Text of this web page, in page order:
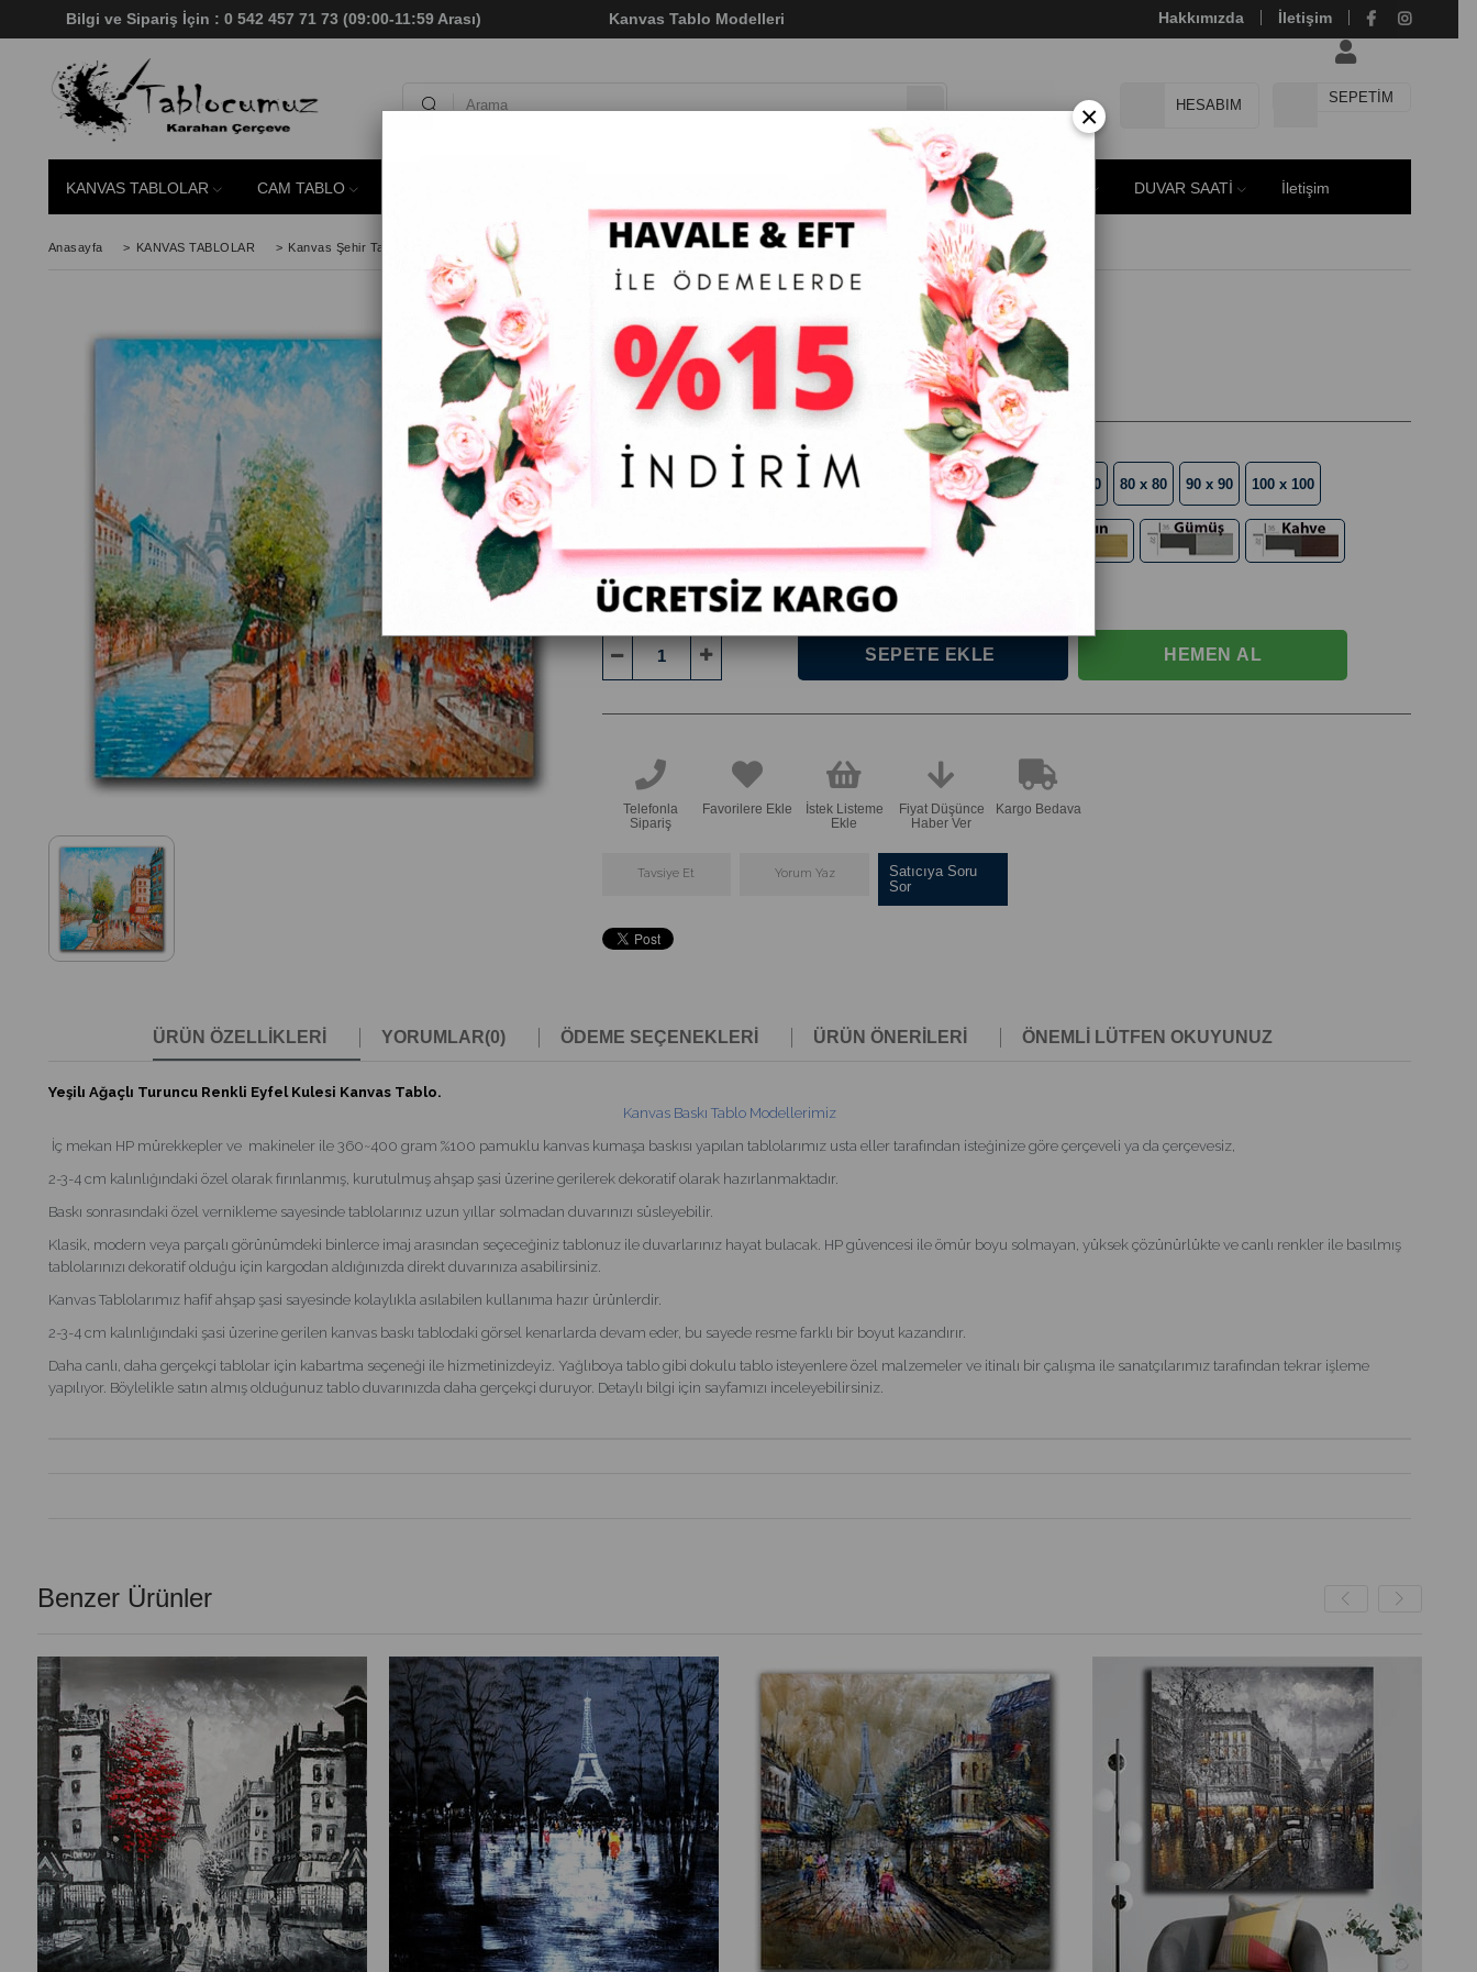
Bilgi ve Sipariş İçin : 0 542 457 71 73 (09:00-11:59 Arası) Kanvas Tablo Modelleri Hakkımızda İletişim
HESABIM SEPETIM
KANVAS TABLOLAR CAM TABLO ÇERÇEVE MODELLERİ DUVAR SAATİ İletişim
Anasayfa > KANVAS TABLOLAR > Kanvas Şehir Tabloları Yeşilı Ağaçlı Turuncu Renkli Eyfel Kulesi Kanvas Tablo
Yeşilı Ağaçlı Turuncu Renkli Eyfel Kulesi Kanvas Tablo
₺838,30 (KDV Dahil)
Tahmini Teslim Süresi 5 Tahmini Teslimat Tarihi
ÖLÇÜ KANVAS : 20 x 20 30 x 30 40 x 40 50 x 50 60 x 60 70 x 70 80 x 80 90 x 90 100 x 100
Yeşilı Ağaçlı Turuncu Renkli Eyfel Kulesi Kanvas Tablo.
Telefonla
Sipariş
Favorilere Ekle
İstek Listeme
Ekle
Fiyat Düşünce
Haber Ver
Kargo Bedava
Tavsiye Et Yorum Yaz
Satıcıya Soru
Sor
ÜRÜN ÖZELLIKLERI YORUMLAR(0) ÖDEME SEÇENEKLERI ÜRÜN ÖNERILERI ÖNEMLİ LÜTFEN OKUYUNUZ
Yeşilı Ağaçlı Turuncu Renkli Eyfel Kulesi Kanvas Tablo.
Kanvas Baskı Tablo Modellerimiz
İç mekan HP mürekkepler ve makineler ile 360~400 gram %100 pamuklu kanvas kumaşa baskısı yapılan tablolarımız usta eller tarafından isteğinize göre çerçeveli ya da çerçevesiz,
2-3-4 cm kalınlığındaki özel olarak fırınlanmış, kurutulmuş ahşap şasi üzerine gerilerek dekoratif olarak hazırlanmaktadır.
Baskı sonrasındaki özel vernikleme sayesinde tablolarınız uzun yıllar solmadan duvarınızı süsleyebilir.
Klasik, modern veya parçalı görünümdeki binlerce imaj arasından seçeceğiniz tablonuz ile duvarlarınız hayat bulacak. HP güvencesi ile ömür boyu solmayan, yüksek çözünürlükte ve canlı renkler ile basılmış
tablolarınızı dekoratif olduğu için kargodan aldığınızda direkt duvarınıza asabilirsiniz.
Kanvas Tablolarımız hafif ahşap şasi sayesinde kolaylıkla asılabilen kullanıma hazır ürünlerdir.
2-3-4 cm kalınlığındaki şasi üzerine gerilen kanvas baskı tablodaki görsel kenarlarda devam eder, bu sayede resme farklı bir boyut kazandırır.
Daha canlı, daha gerçekçi tablolar için kabartma seçeneği ile hizmetinizdeyiz. Yağlıboya tablo gibi dokulu tablo isteyenlere özel malzemeler ve itinalı bir çalışma ile sanatçılarımız tarafından tekrar işleme
yapılıyor. Böylelikle satın almış olduğunuz tablo duvarınızda daha gerçekçi duruyor. Detaylı bilgi için sayfamızı inceleyebilirsiniz.
Benzer Ürünler
×